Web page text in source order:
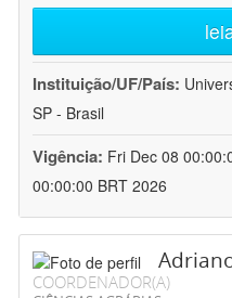
Instituição/UF/País:
SP - Brasil
Vigência: Fri Dec 08
00:00:00 BRT 2026
COORDENADOR(A)